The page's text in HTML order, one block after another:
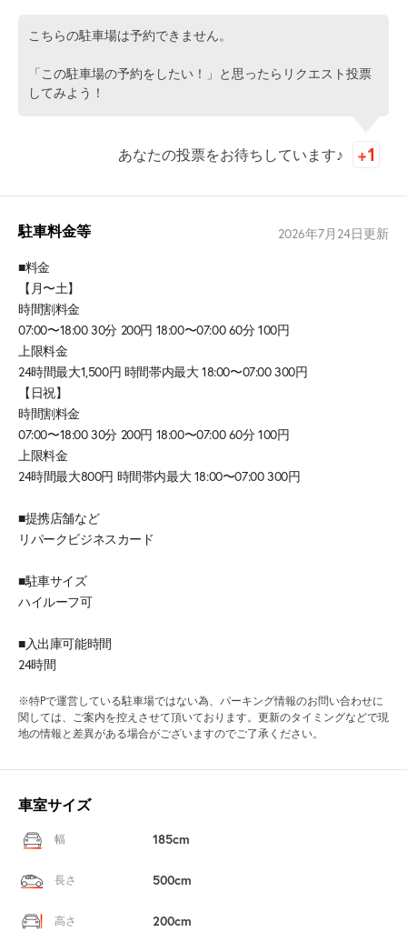
こちらの駐車場は予約できません。
「この駐車場の予約をしたい！」と思ったらリクエスト投票
してみよう！
あなたの投票をお待ちしています♪
駐車料金等 2026年7月24日更新
■料金
【月〜土】
時間割料金
07:00〜18:00 30分 200円 18:00〜07:00 60分 100円
上限料金
24時間最大1,500円 時間帯内最大 18:00〜07:00 300円
【日祝】
時間割料金
07:00〜18:00 30分 200円 18:00〜07:00 60分 100円
上限料金
24時間最大800円 時間帯内最大 18:00〜07:00 300円
■提携店舗など
リパークビジネスカード
■駐車サイズ
ハイルーフ可
■入出庫可能時間
24時間
※特Pで運営している駐車場ではない為、パーキング情報のお問い合わせに
関しては、ご案内を控えさせて頂いております。更新のタイミングなどで現
地の情報と差異がある場合がございますのでご了承ください。
車室サイズ
幅 185cm
長さ 500cm
高さ 200cm